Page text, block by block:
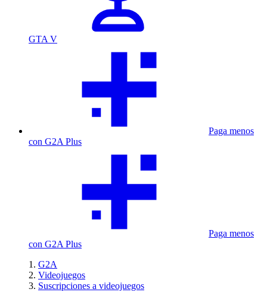
GTA V
Paga menos
con G2A Plus
Paga menos
con G2A Plus
G2A
Videojuegos
Suscripciones a videojuegos